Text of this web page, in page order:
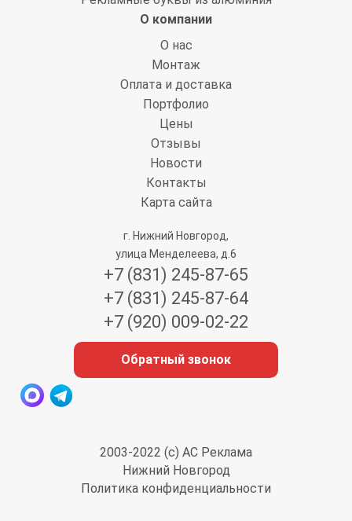
О компании
О нас
Монтаж
Оплата и доставка
Портфолио
Цены
Отзывы
Новости
Контакты
Карта сайта
улица Менделеева, д.6
+7 (831) 245-87-65
+7 (831) 245-87-64
+7 (920) 009-02-22
Обратный звонок
2003-2022 (с) АС Реклама
Нижний Новгород
Политика конфиденциальности